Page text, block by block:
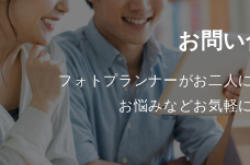
お問
フォトプランナーがお二人
お悩みなどお気軽